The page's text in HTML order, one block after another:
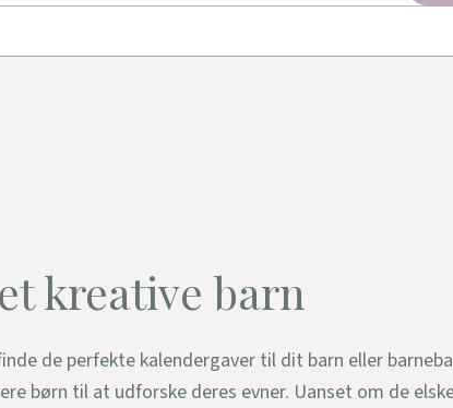
kreative barn
de perfekte kalendergaver til dit barn eller
børn til at udforske deres evner. Uanset om de